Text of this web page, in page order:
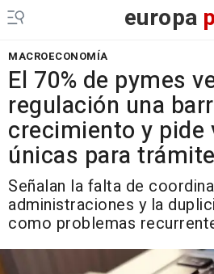
europa
MACROECONOMÍA
El 70% de pymes
regulación una
crecimiento y pide
únicas para
Señalan la falta de
administraciones y la
como problemas